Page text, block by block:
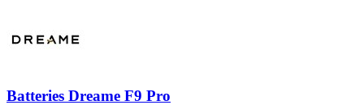
Batteries Dreame F9 Pro